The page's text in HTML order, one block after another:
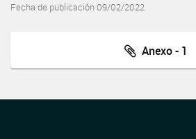
Fecha de publicación 09/02/2022
Anexo - 1